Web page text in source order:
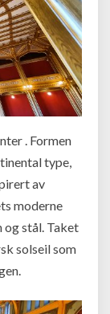
. Formen
type,
av
moderne
og stål. Taket
solseil som